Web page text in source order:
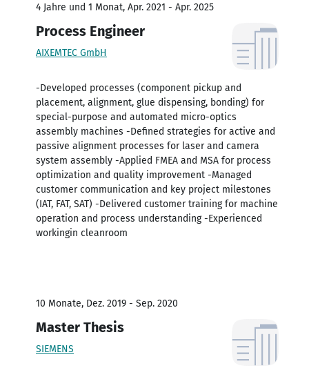
4 Jahre und 1 Monat, Apr. 2021 - Apr. 2025
Process Engineer
AIXEMTEC GmbH
-Developed processes (component pickup and
placement, alignment, glue dispensing, bonding) for
special-purpose and automated micro-optics
assembly machines -Defined strategies for active and
passive alignment processes for laser and camera
system assembly -Applied FMEA and MSA for process
optimization and quality improvement -Managed
customer communication and key project milestones
(IAT, FAT, SAT) -Delivered customer training for machine
operation and process understanding -Experienced
workingin cleanroom
10 Monate, Dez. 2019 - Sep. 2020
Master Thesis
SIEMENS